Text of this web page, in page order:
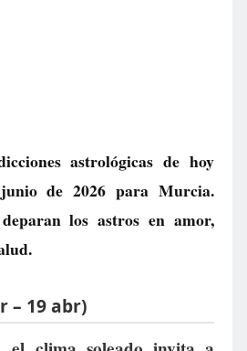
astrológicas de hoy
de 2026 para Murcia.
los astros en amor,
– 19 abr)